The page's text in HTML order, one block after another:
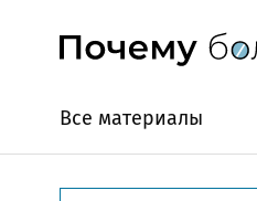
Все материалы